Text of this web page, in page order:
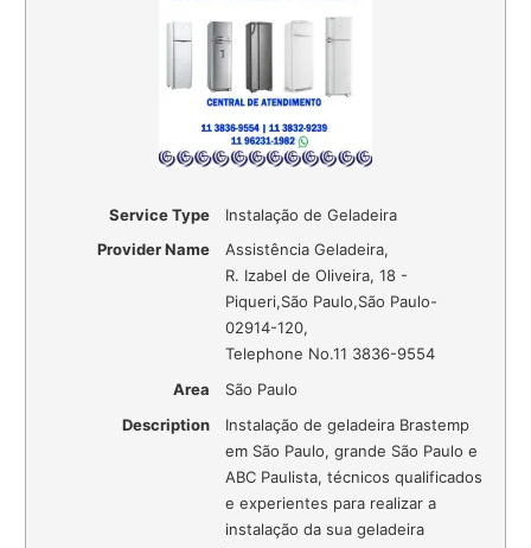
Service Type
Instalação de Geladeira
Provider Name
Assistência Geladeira,
R. Izabel de Oliveira, 18 -
Piqueri,São Paulo,São Paulo-
02914-120,
Telephone No.11 3836-9554
Area
São Paulo
Description
Instalação de geladeira Brastemp
em São Paulo, grande São Paulo e
ABC Paulista, técnicos qualificados
e experientes para realizar a
instalação da sua geladeira